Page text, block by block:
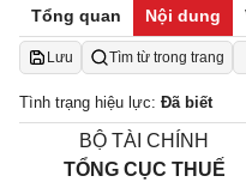
Tổng quan Nội dung
Lưu Tìm từ trong trang
Tình trạng hiệu lực: Đã biết
BỘ TÀI CHÍNH
TỔNG CỤC THUẾ